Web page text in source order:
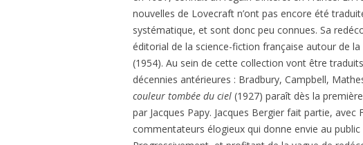
nouvelles de Lovecraft n’ont pas encore été
systématique, et sont donc peu connues. Sa
éditorial de la science-fiction française autour de
(1954). Au sein de cette collection vont être
décennies antérieures : Bradbury, Campbell,
couleur tombée du ciel (1927) paraît dès la
par Jacques Papy. Jacques Bergier fait partie,
commentateurs élogieux qui donne envie au public